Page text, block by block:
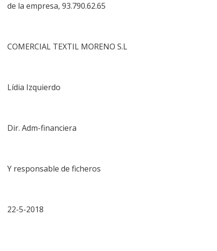
de la empresa, 93.790.62.65
COMERCIAL TEXTIL MORENO S.L
Lídia Izquierdo
Dir. Adm-financiera
Y responsable de ficheros
22-5-2018